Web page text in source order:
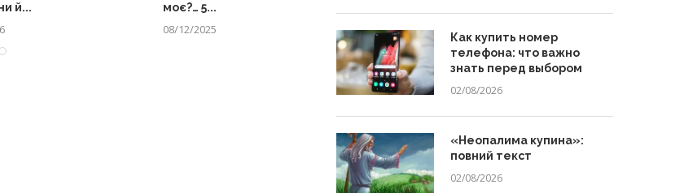
й...
моє?… 5...
08/12/2025 25/07/2025
Как купить номер
телефона: что важно
знать перед выбором
02/08/2026
«Неопалима купина»:
повний текст
02/08/2026